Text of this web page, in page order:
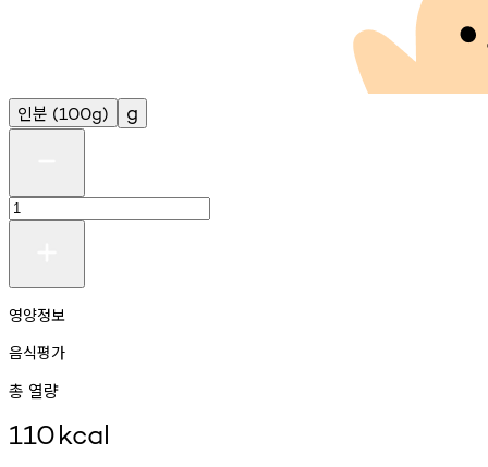
인분 (100g) g
영양정보
음식평가
총 열량
110kcal